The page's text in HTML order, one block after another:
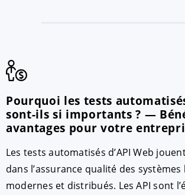
Pourquoi les tests
sont-ils si importants ? —
avantages pour votre
Les tests automatisés d’API Web
dans l’assurance qualité des systèmes
modernes et distribués. Les API sont